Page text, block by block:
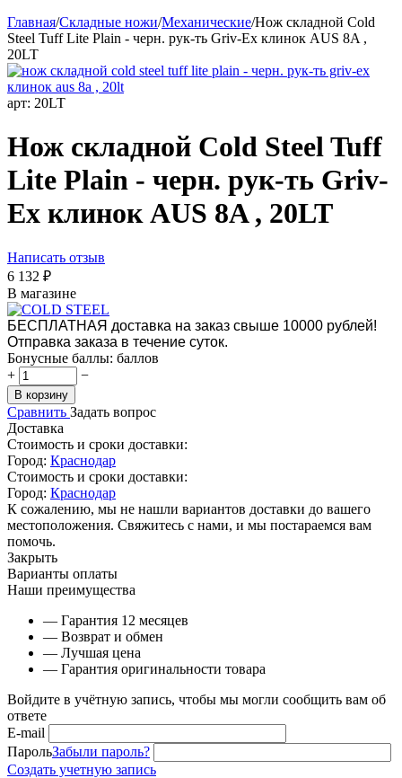
Главная/Складные ножи/Механические/Нож складной Cold
Steel Tuff Lite Plain - черн. рук-ть Griv-Ex клинок AUS 8A ,
20LT
арт: 20LT
Нож складной Cold Steel Tuff
Lite Plain - черн. рук-ть Griv-
Ex клинок AUS 8A , 20LT
Написать отзыв
6 132 ₽
В магазине
БЕСПЛАТНАЯ доставка на заказ свыше 10000 рублей!
Отправка заказа в течение суток.
Бонусные баллы: баллов
+
−
В корзину
Сравнить Задать вопрос
Доставка
Стоимость и сроки доставки:
Город: Краснодар
Стоимость и сроки доставки:
Город: Краснодар
К сожалению, мы не нашли вариантов доставки до вашего
местоположения. Свяжитесь с нами, и мы постараемся вам
помочь.
Закрыть
Варианты оплаты
Наши преимущества
— Гарантия 12 месяцев
— Возврат и обмен
— Лучшая цена
— Гарантия оригинальности товара
Войдите в учётную запись, чтобы мы могли сообщить вам об
ответе
E-mail
ПарольЗабыли пароль?
Создать учетную запись